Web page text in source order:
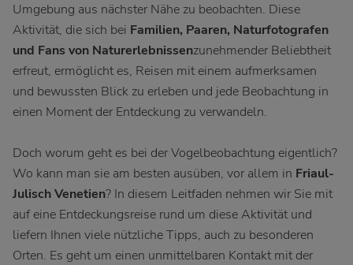
Umgebung aus nächster Nähe zu beobachten. Diese
Aktivität, die sich bei Familien, Paaren, Naturfotografen
und Fans von Naturerlebnissenzunehmender Beliebtheit
erfreut, ermöglicht es, Reisen mit einem aufmerksamen
und bewussten Blick zu erleben und jede Beobachtung in
einen Moment der Entdeckung zu verwandeln.
Doch worum geht es bei der Vogelbeobachtung eigentlich?
Wo kann man sie am besten ausüben, vor allem in Friaul-
Julisch Venetien? In diesem Leitfaden nehmen wir Sie mit
auf eine Entdeckungsreise rund um diese Aktivität und
liefern Ihnen viele nützliche Tipps, auch zu besonderen
Orten. Es geht um einen unmittelbaren Kontakt mit der